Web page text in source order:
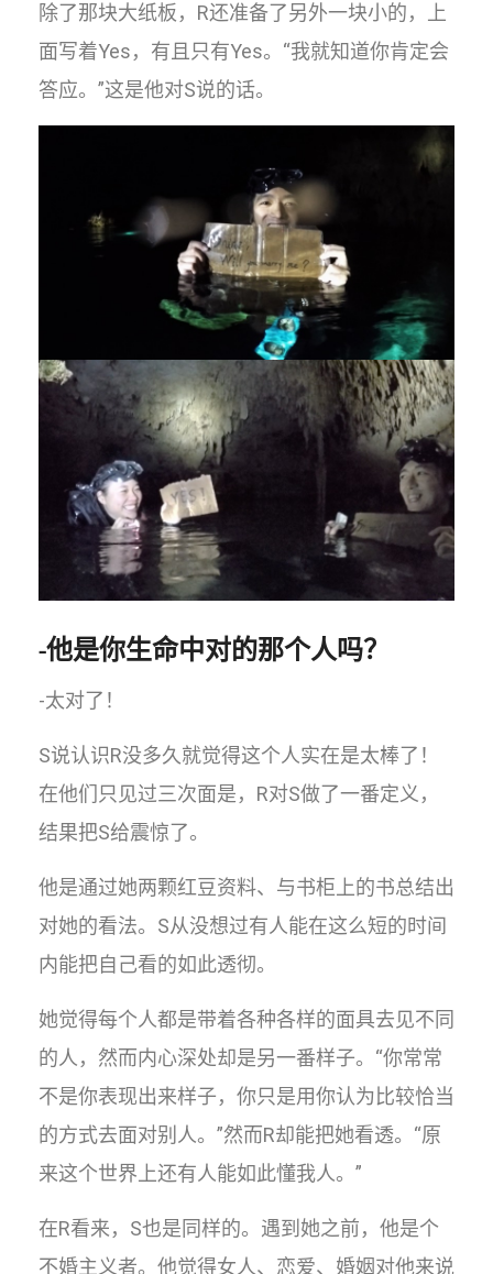
除了那块大纸板，R还准备了另外一块小的，上
面写着Yes，有且只有Yes。“我就知道你肯定会
答应。”这是他对S说的话。
-他是你生命中对的那个人吗？
-太对了！
S说认识R没多久就觉得这个人实在是太棒了！
在他们只见过三次面是，R对S做了一番定义，
结果把S给震惊了。
他是通过她两颗红豆资料、与书柜上的书总结出
对她的看法。S从没想过有人能在这么短的时间
内能把自己看的如此透彻。
她觉得每个人都是带着各种各样的面具去见不同
的人，然而内心深处却是另一番样子。“你常常
不是你表现出来样子，你只是用你认为比较恰当
的方式去面对别人。”然而R却能把她看透。“原
来这个世界上还有人能如此懂我人。”
在R看来，S也是同样的。遇到她之前，他是个
不婚主义者。他觉得女人、恋爱、婚姻对他来说